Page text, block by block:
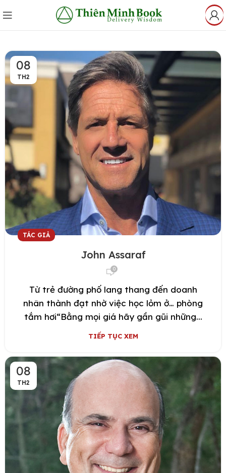
08
TH2
TÁC GIẢ
John Assaraf
0
Từ trẻ đường phố lang thang đến doanh
nhân thành đạt nhờ việc học lỏm ở… phòng
tắm hơi“Bằng mọi giá hãy gần gũi những...
TIẾP TỤC XEM
08
TH2